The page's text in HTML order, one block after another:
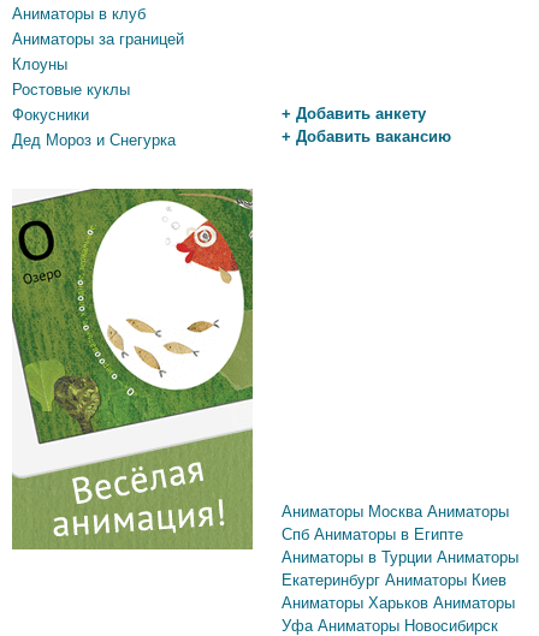
Аниматоры в клуб
Аниматоры за границей
Клоуны
Ростовые куклы
Фокусники
Дед Мороз и Снегурка
+ Добавить анкету
+ Добавить вакансию
Аниматоры Москва Аниматоры
Спб Аниматоры в Египте
Аниматоры в Турции Аниматоры
Екатеринбург Аниматоры Киев
Аниматоры Харьков Аниматоры
Уфа Аниматоры Новосибирск